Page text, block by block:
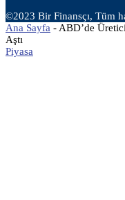
©2023 Bir Finansçı, Tüm
Ana Sayfa - ABD’de
Aştı
Piyasa